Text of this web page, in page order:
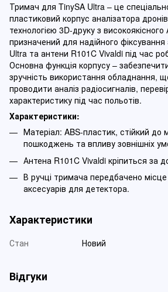
Тримач для TinySA Ultra – це
пластиковий корпус аналізатора
технологією 3D-друку з
призначений для надійного фіксування
Ultra та антени R101C Vivaldi під час
Основна функція корпусу – забезпечити
зручність використання обладнання,
проводити аналіз радіосигналів,
характеристику під час польотів.
Характеристики:
Матеріал: ABS-пластик, стійкий до
пошкоджень та впливу зовнішніх
Антена R101C Vivaldi кріпиться за
В ручці тримача передбачено місце
аксесуарів для детектора.
Характеристики
Стан Новий
Відгуки